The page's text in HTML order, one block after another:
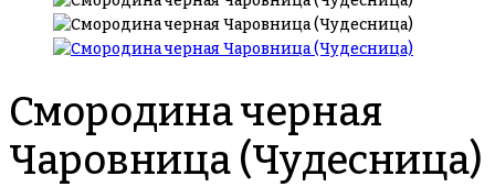
Смородина черная
Чаровница (Чудесница)